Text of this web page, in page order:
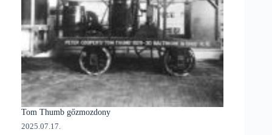
Tom Thumb gőzmozdony
2025.07.17.